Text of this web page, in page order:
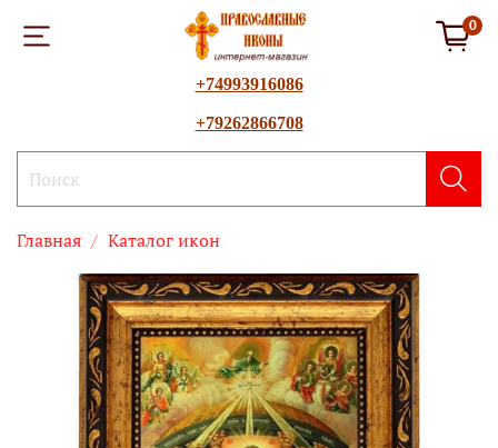
0
+74993916086
+79262866708
Главная Каталог икон